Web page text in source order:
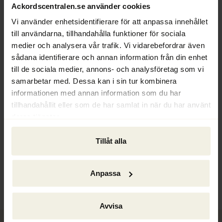
Ackordscentralen.se använder cookies
Vi använder enhetsidentifierare för att anpassa innehållet
till användarna, tillhandahålla funktioner för sociala
medier och analysera vår trafik. Vi vidarebefordrar även
sådana identifierare och annan information från din enhet
till de sociala medier, annons- och analysföretag som vi
samarbetar med. Dessa kan i sin tur kombinera
informationen med annan information som du har
tillhandahållit eller som de har samlat in när du har använt
Tillåt alla
Anpassa
Avvisa
Text: Hans Ödén
Ackordscentralen Nyheter nr 1 2026